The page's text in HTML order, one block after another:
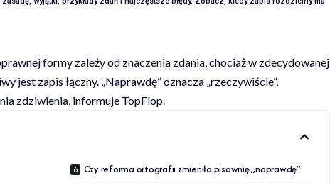
formy zależy od znaczenia zdania, chociaż w zdecydowanej
jest zapis łączny. „Naprawdę” oznacza „rzeczywiście”,
zdziwienia, informuje TopFlop.
Czy reforma ortografii zmieniła pisownię „naprawdę”